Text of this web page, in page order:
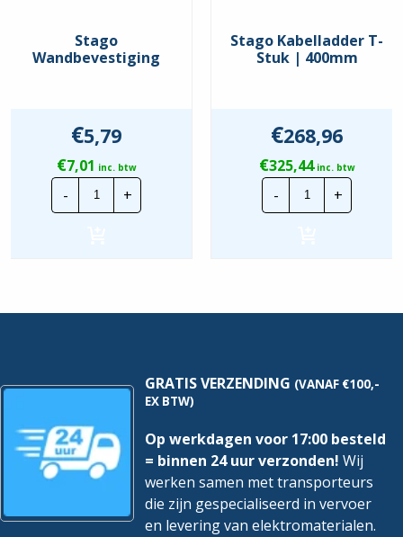
Food Contact Material
Stago
Wandbevestiging
€5,79
€7,01 inc. btw
-
Stago
Wandbevestiging
hoeveelheid
+
Stago Kabelladder T-
Stuk | 400mm
€268,96
€325,44inc. btw
-
Stago
Kabelladder
T-
+
GRATIS VERZENDING (VANAF €100,-
EX BTW)
Op werkdagen voor 17:00 besteld
= binnen 24 uur verzonden! Wij
werken samen met transporteurs
die zijn gespecialiseerd in vervoer
en levering van elektromaterialen.